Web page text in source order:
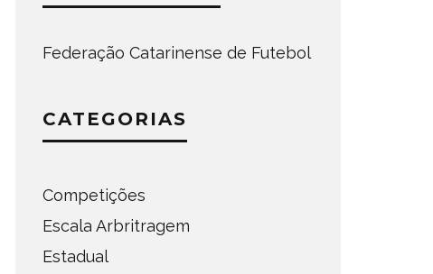
Federação Catarinense de Futebol
CATEGORIAS
Competições
Escala Arbritragem
Estadual